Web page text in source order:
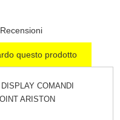
Recensioni
questo prodotto
COMANDI
ARISTON